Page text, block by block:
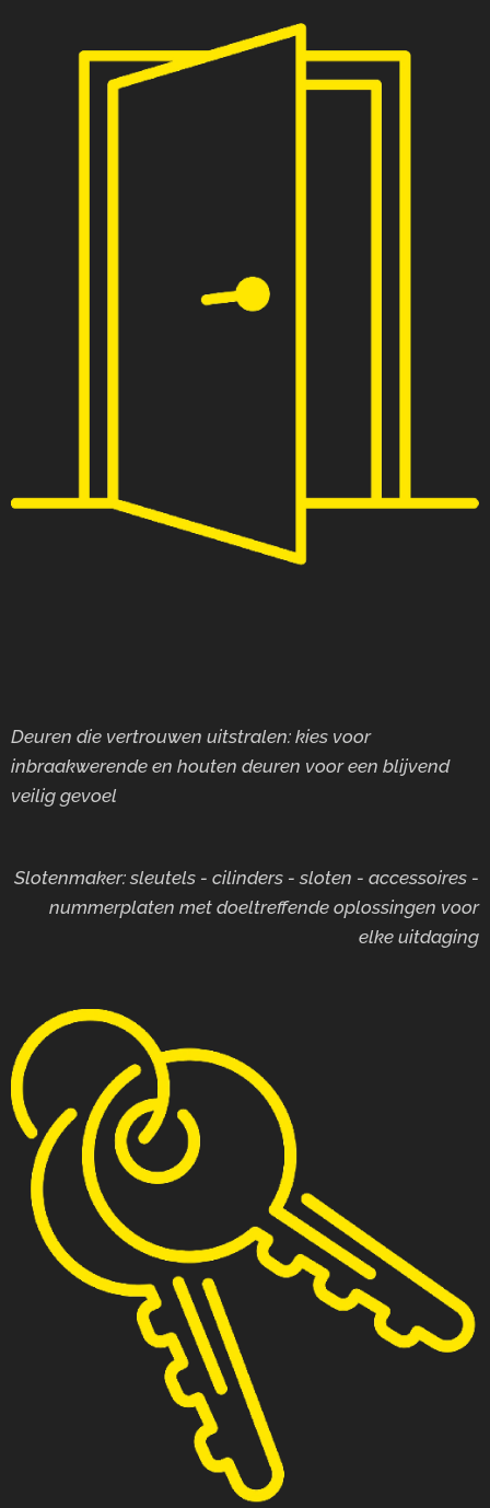
Deuren die vertrouwen uitstralen: kies voor
inbraakwerende en houten deuren vooreen blijvend
veilig gevoel
Slotenmaker: sleutels - cilinders - sloten - accessoires -
nummerplaten met doeltreffende oplossingen voor
elke uitdaging